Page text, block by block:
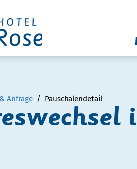
Anfrage / Pauschalendetail